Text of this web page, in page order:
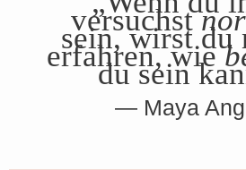
versuchst
sein, wirst du
erfahren, wie
du sein
Maya